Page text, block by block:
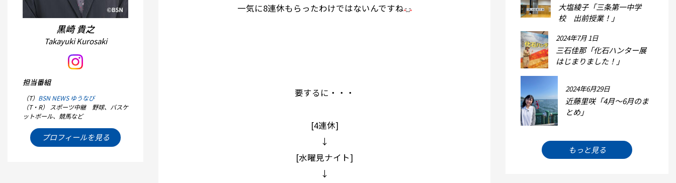
黒崎 貴之
Takayuki Kurosaki
担当番組
（T） BSN NEWS ゆうなび
（T・R） スポーツ中継 野球、バスケ
ットボール、競馬など
プロフィールを見る
一気に8連休もらったわけではないんですね
要するに・・・
[4連休]
↓
[水曜見ナイト]
↓
大塩綾子「三条第一中学
校 出前授業！」
2024年7月 1日
三石佳那「化石ハンター展
はじまりました！」
2024年6月29日
近藤里咲「4月～6月のま
とめ」
もっと見る